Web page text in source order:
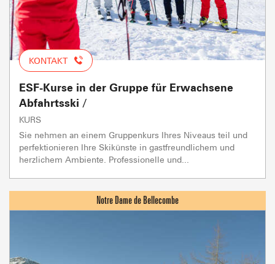
KONTAKT
ESF-Kurse in der Gruppe für Erwachsene
Abfahrtsski /
KURS
Sie nehmen an einem Gruppenkurs Ihres Niveaus teil und
perfektionieren Ihre Skikünste in gastfreundlichem und
herzlichem Ambiente. Professionelle und...